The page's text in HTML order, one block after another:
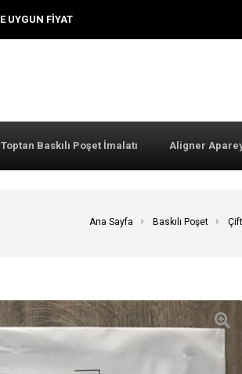
UYGUN FIYAT
Toptan Baskılı Poşet İmalatı Aligner
Ana Sayfa Baskılı Poşet